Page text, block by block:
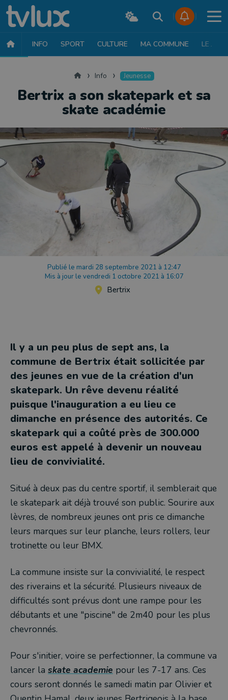
INFO SPORT CULTURE MA COMMUNE LE JT
AccueilInfo Jeunesse
Bertrix a son skatepark et sa
skate académie
Publié le mardi 28 septembre 2021 à 12:47
Mis à jour le vendredi 1 octobre 2021 à 16:07
Bertrix
Il y a un peu plus de sept ans, la
commune de Bertrix était sollicitée par
des jeunes en vue de la création d'un
skatepark. Un rêve devenu réalité
puisque l'inauguration a eu lieu ce
dimanche en présence des autorités. Ce
skatepark qui a coûté près de 300.000
euros est appelé à devenir un nouveau
lieu de convivialité.
Situé à deux pas du centre sportif, il semblerait que
le skatepark ait déjà trouvé son public. Sourire aux
lèvres, de nombreux jeunes ont pris ce dimanche
leurs marques sur leur planche, leurs rollers, leur
trotinette ou leur BMX.
La commune insiste sur la convivialité, le respect
des riverains et la sécurité. Plusieurs niveaux de
difficultés sont prévus dont une rampe pour les
débutants et une "piscine" de 2m40 pour les plus
chevronnés.
Pour s'initier, voire se perfectionner, la commune va
lancer la skate academie pour les 7-17 ans. Ces
cours seront donnés le samedi matin par Olivier et